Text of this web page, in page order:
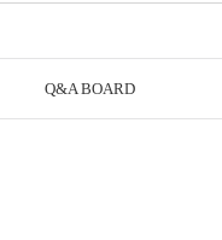
Q&A BOARD